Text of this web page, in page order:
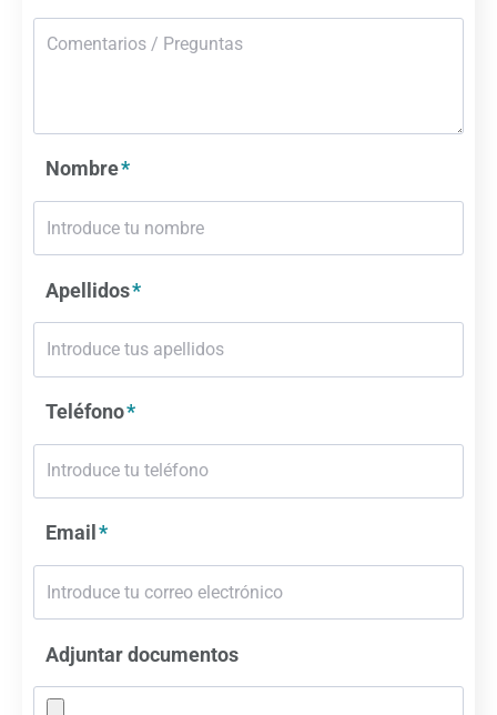
Nombre
Apellidos
Teléfono
Email
Adjuntar documentos